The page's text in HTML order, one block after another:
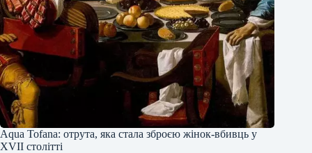
Аqua Tofana: отрута, яка стала зброєю жінок-вбивць у
XVII столітті